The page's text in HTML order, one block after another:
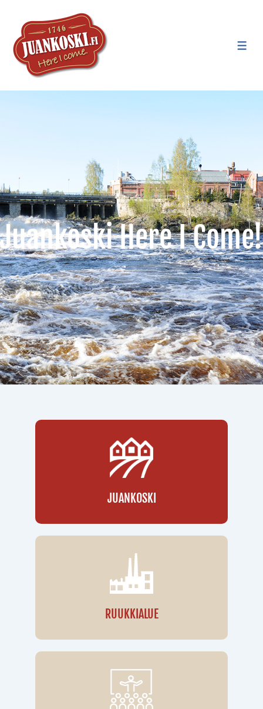
Juankoski Here I Come!
JUANKOSKI
RUUKKIALUE